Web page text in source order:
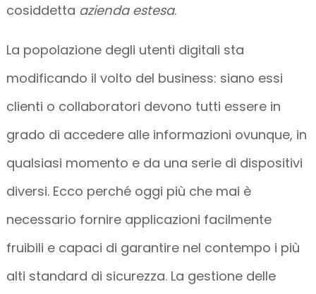
cosiddetta azienda estesa.
La popolazione degli utenti digitali sta
modificando il volto del business: siano essi
clienti o collaboratori devono tutti essere in
grado di accedere alle informazioni ovunque, in
qualsiasi momento e da una serie di dispositivi
diversi. Ecco perché oggi più che mai è
necessario fornire applicazioni facilmente
fruibili e capaci di garantire nel contempo i più
alti standard di sicurezza. La gestione delle